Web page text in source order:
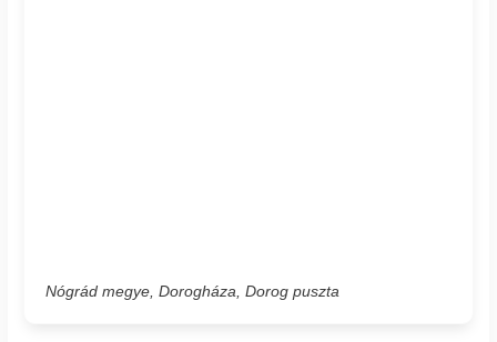
Nógrád megye, Dorogháza, Dorog puszta